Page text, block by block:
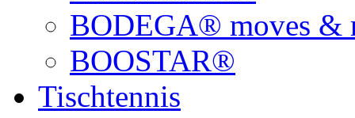
BODEGA® moves &
BOOSTAR®
Tischtennis